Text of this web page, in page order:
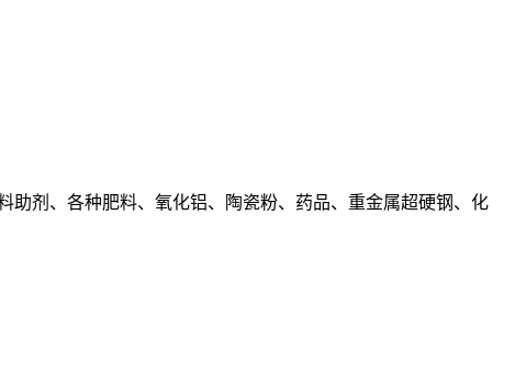
剂、各种肥料、氧化铝、陶瓷粉、药品、重金属超硬钢、化